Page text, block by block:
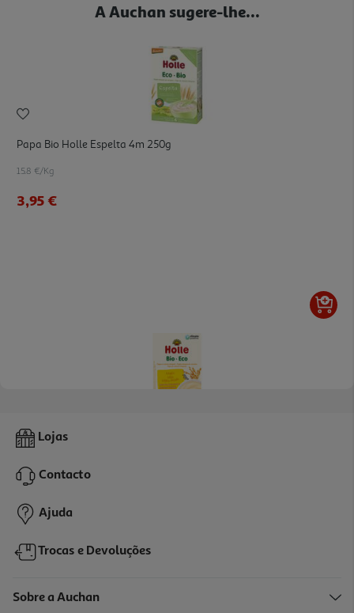
A Auchan sugere-lhe...
Papa Bio Holle Espelta 4m 250g
15.8 €/Kg
3,95 €
Papa Bio Holle Milho Miúdo 4m 250g
3,95 €
Lojas
Contacto
Ajuda
Trocas e Devoluções
Sobre a Auchan